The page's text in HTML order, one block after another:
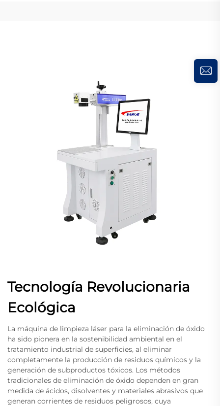
Tecnología Revolucionaria
Ecológica
La máquina de limpieza láser para la eliminación de óxido
ha sido pionera en la sostenibilidad ambiental en el
tratamiento industrial de superficies, al eliminar
completamente la producción de residuos químicos y la
generación de subproductos tóxicos. Los métodos
tradicionales de eliminación de óxido dependen en gran
medida de ácidos, disolventes y materiales abrasivos que
generan corrientes de residuos peligrosos, cuya